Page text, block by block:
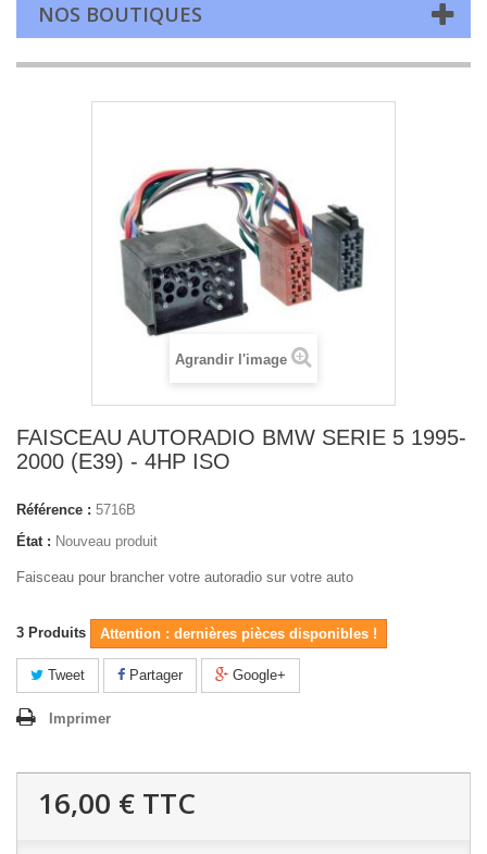
NOS BOUTIQUES
Agrandir l'image
FAISCEAU AUTORADIO BMW SERIE 5 1995-
2000 (E39) - 4HP ISO
Référence : 5716B
État : Nouveau produit
Faisceau pour brancher votre autoradio sur votre auto
3 Produits Attention : dernières pièces disponibles !
Tweet Partager Google+
Imprimer
16,00 € TTC